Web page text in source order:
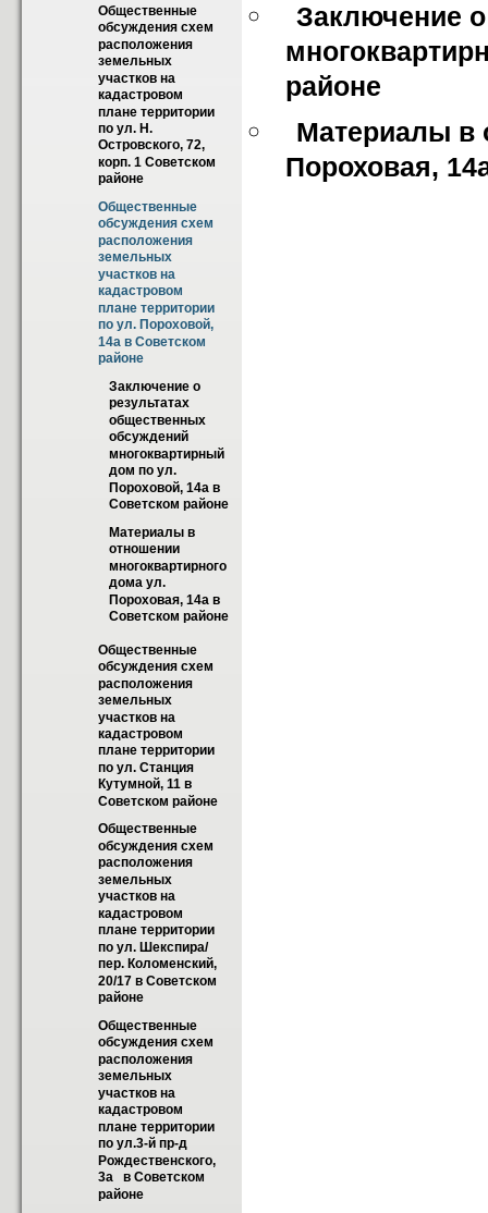
Общественные
обсуждения схем
расположения
земельных
участков на
кадастровом
плане территории
по ул. Н.
Островского, 72,
корп. 1 Советском
районе
Общественные
обсуждения схем
расположения
земельных
участков на
кадастровом
плане территории
по ул. Пороховой,
14а в Советском
районе
Заключение о
результатах
общественных
обсуждений
многоквартирный
дом по ул.
Пороховой, 14а в
Советском районе
Материалы в
отношении
многоквартирного
дома ул.
Пороховая, 14а в
Советском районе
Общественные
обсуждения схем
расположения
земельных
участков на
кадастровом
плане территории
по ул. Станция
Кутумной, 11 в
Советском районе
Общественные
обсуждения схем
расположения
земельных
участков на
кадастровом
плане территории
по ул. Шекспира/
пер. Коломенский,
20/17 в Советском
районе
Общественные
обсуждения схем
расположения
земельных
участков на
кадастровом
плане территории
по ул.3-й пр-д
Рождественского,
3а   в Советском
районе
Заключение
районе
Материалы в
Пороховая,